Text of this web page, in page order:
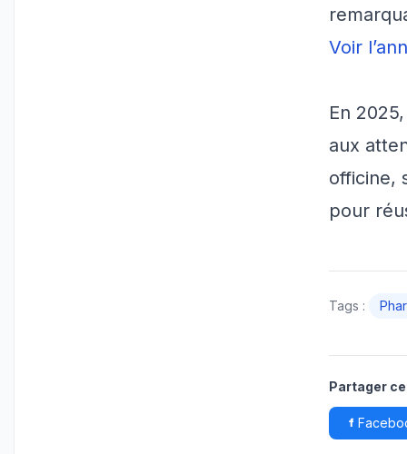
Voir
En
aux
officine,
pour
Tags :
Partager